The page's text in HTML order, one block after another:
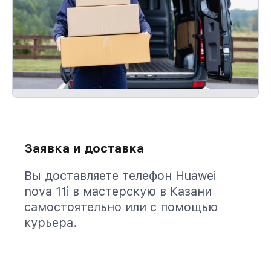
Заявка и доставка
Вы доставляете телефон Huawei
nova 11i в мастерскую в Казани
самостоятельно или с помощью
курьера.